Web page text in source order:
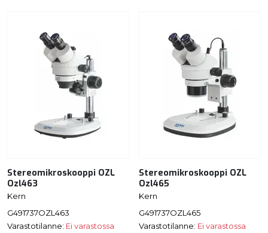
Stereomikroskooppi OZL
Ozl463
Kern
G491737OZL463
Varastotilanne: Ei varastossa
Stereomikroskooppi OZL
Ozl465
Kern
G491737OZL465
Varastotilanne: Ei varastossa